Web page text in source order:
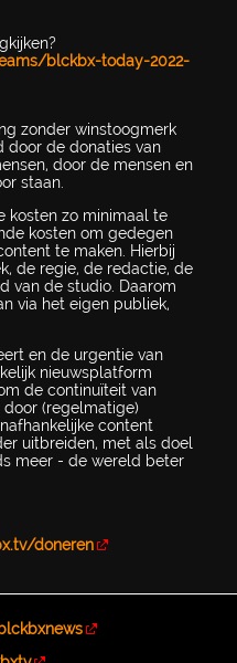
blckbx-today-2022-
zonder winstoogmerk
door de donaties van
door de mensen en
staan.
kosten zo minimaal te
kosten om gedegen
te maken. Hierbij
de regie, de redactie, de
van de studio. Daarom
via het eigen publiek,
en de urgentie van
nieuwsplatform
de continuïteit van
(regelmatige)
content
uitbreiden, met als doel
meer - de wereld beter
doneren